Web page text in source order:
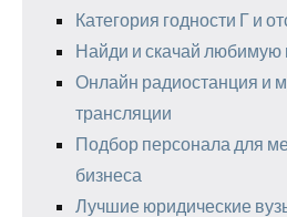
Категория годности Г и
Найди и скачай любимую
Онлайн радиостанция и
трансляции
Подбор персонала для
бизнеса
Лучшие юридические